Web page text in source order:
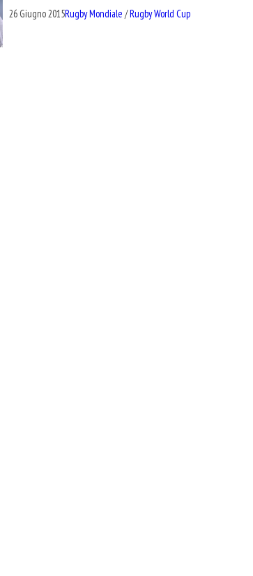
26 Giugno 2015Rugby Mondiale /Rugby World Cup